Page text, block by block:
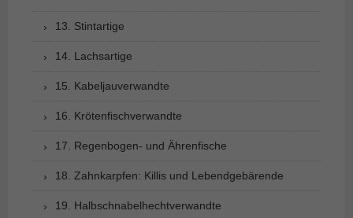
13. Stintartige
14. Lachsartige
15. Kabeljauverwandte
16. Krötenfischverwandte
17. Regenbogen- und Ährenfische
18. Zahnkarpfen: Killis und Lebendgebärende
19. Halbschnabelhechtverwandte